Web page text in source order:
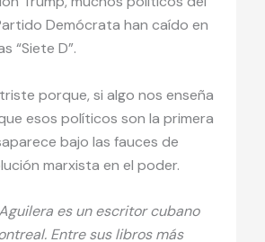
Demócrata han caído en
“Siete D”.
porque, si algo nos enseña
esos políticos son la primera
bajo las fauces de
marxista en el poder.
es un escritor cubano
Entre sus libros más